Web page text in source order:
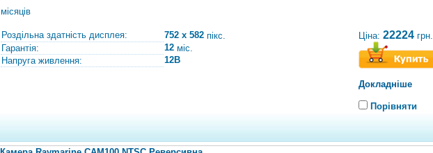
місяців
Роздільна здатність дисплея: 752 x 582 пікс.
Гарантія:
12 міс.
Напруга живлення:
12В
Ціна: 22224 грн.
Докладніше
Порівняти